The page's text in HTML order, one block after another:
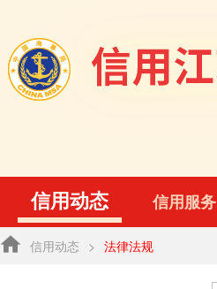
信用动态 信用服务
信用动态 > 法律法规